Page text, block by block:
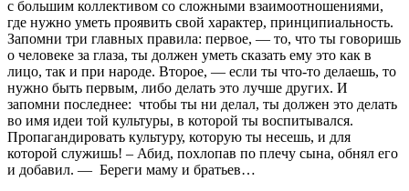
с большим коллективом со сложными взаимоотношениями,
где нужно уметь проявить свой характер, принципиальность.
Запомни три главных правила: первое, — то, что ты говоришь
о человеке за глаза, ты должен уметь сказать ему это как в
лицо, так и при народе. Второе, — если ты что-то делаешь, то
нужно быть первым, либо делать это лучше других. И
запомни последнее: чтобы ты ни делал, ты должен это делать
во имя идеи той культуры, в которой ты воспитывался.
Пропагандировать культуру, которую ты несешь, и для
которой служишь! – Абид, похлопав по плечу сына, обнял его
и добавил. — Береги маму и братьев…